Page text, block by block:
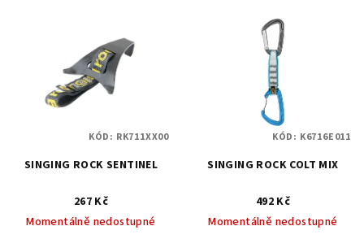
SINGING ROCK SENTINEL
267 Kč
Momentálně nedostupné
KÓD: RK711XX00
SINGING ROCK COLT MIX
492 Kč
Momentálně nedostupné
KÓD: K6716E011